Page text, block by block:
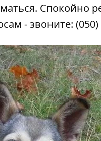
Спокойно
- звоните: (050)